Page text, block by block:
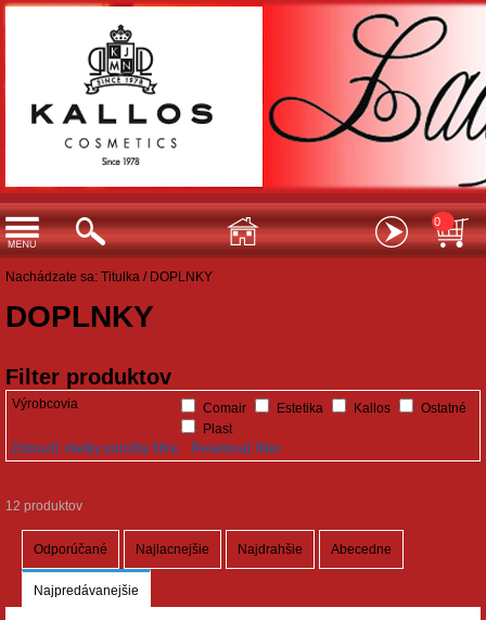
0
Nachádzate sa: Titulka / DOPLNKY
DOPLNKY
Filter produktov
Výrobcovia Comair Estetika Kallos
Ostatné
Plast
Zobraziť všetky položky filtra
Resetovať filter
12 produktov
Odporúčané Najlacnejšie Najdrahšie Abecedne
Najpredávanejšie